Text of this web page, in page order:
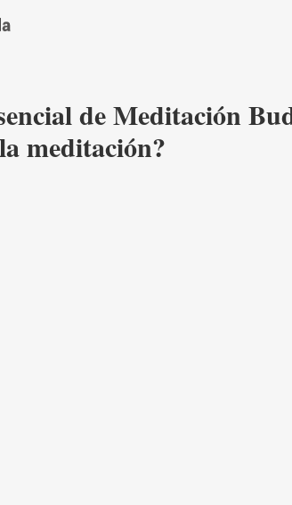
de Meditación
meditación?